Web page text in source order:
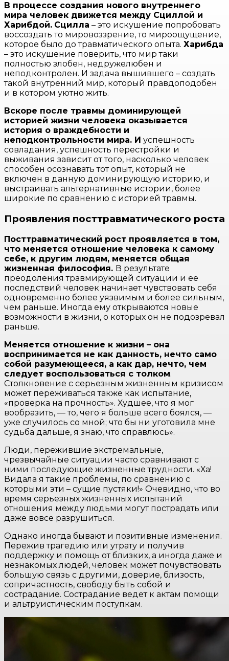
В процессе создания нового внутреннего
мира человек движется между Сциллой и
Харибдой. Сцилла – это искушение попробовать
воссоздать то мировоззрение, то мироощущение,
которое было до травматического опыта. Харибда
– это искушение поверить, что мир таки
полностью злобен, недружелюбен и
неподконтролен. И задача вышившего – создать
такой внутренний мир, который правдоподобен
и в котором уютно жить.
Вскоре после травмы доминирующей
историей жизни человека оказывается
история о враждебности и
неподконтрольности мира. И успешность
совладания, успешность перестройки и
выживания зависит от того, насколько человек
способен осознавать тот опыт, который не
включен в данную доминирующую историю, и
выстраивать альтернативные истории, более
широкие по сравнению с историей травмы.
Проявления посттравматического роста
Посттравматический рост проявляется в том,
что меняется отношение человека к самому
себе, к другим людям, меняется общая
жизненная философия. В результате
преодоления травмирующей ситуации и ее
последствий человек начинает чувствовать себя
одновременно более уязвимым и более сильным,
чем раньше. Иногда ему открываются новые
возможности в жизни, о которых он не подозревал
раньше.
Меняется отношение к жизни – она
воспринимается не как данность, нечто само
собой разумеющееся, а как дар, нечто, чем
следует воспользоваться с толком.
Столкновение с серьезным жизненным кризисом
может переживаться также как испытание,
«проверка на прочность». Худшее, что я мог
вообразить, — то, чего я больше всего боялся, —
уже случилось со мной; что бы ни уготовила мне
судьба дальше, я знаю, что справлюсь».
Люди, пережившие экстремальные,
чрезвычайные ситуации часто сравнивают с
ними последующие жизненные трудности. «Ха!
Видала я такие проблемы, по сравнению с
которыми эти – сущие пустяки!» Очевидно, что во
время серьезных жизненных испытаний
отношения между людьми могут пострадать или
даже вовсе разрушиться.
Однако иногда бывают и позитивные изменения.
Пережив трагедию или утрату и получив
поддержку и помощь от близких, а иногда даже и
незнакомых людей, человек может почувствовать
большую связь с другими, доверие, близость,
сопричастность, свободу быть собой и
сострадание. Сострадание ведет к актам помощи
и альтруистическим поступкам.